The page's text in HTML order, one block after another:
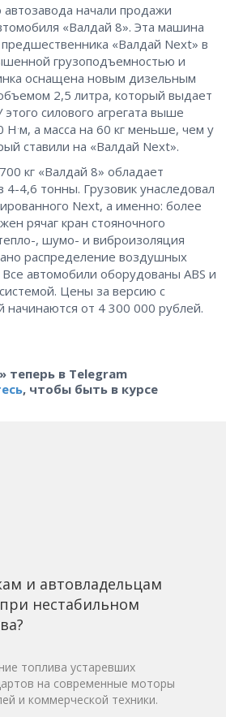
начали продажи
«Валдай 8». Эта машина
предшественника «Валдай Next» в
грузоподъемностью и
оснащена новым дизельным
2,5 литра, который выдает
силового агрегата выше
Н .м, а масса на 60 кг меньше, чем у
ставили на «Валдай Next».
кг «Валдай 8» обладает
4,6 тонны. Грузовик унаследовал
Next, а именно: более
рячаг кран стояночного
, шумо- и виброизоляция
распределение воздушных
автомобили оборудованы ABS и
Цены за версию с
начинаются от 4 300 000 рублей.
теперь в Telegram
, чтобы быть в курсе
и автовладельцам
нестабильном
топлива устаревших
на современные моторы
и коммерческой техники.